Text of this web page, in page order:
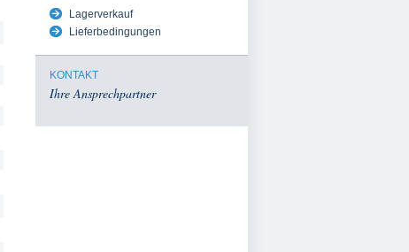
Lagerverkauf
Lieferbedingungen
KONTAKT
Ihre Ansprechpartner